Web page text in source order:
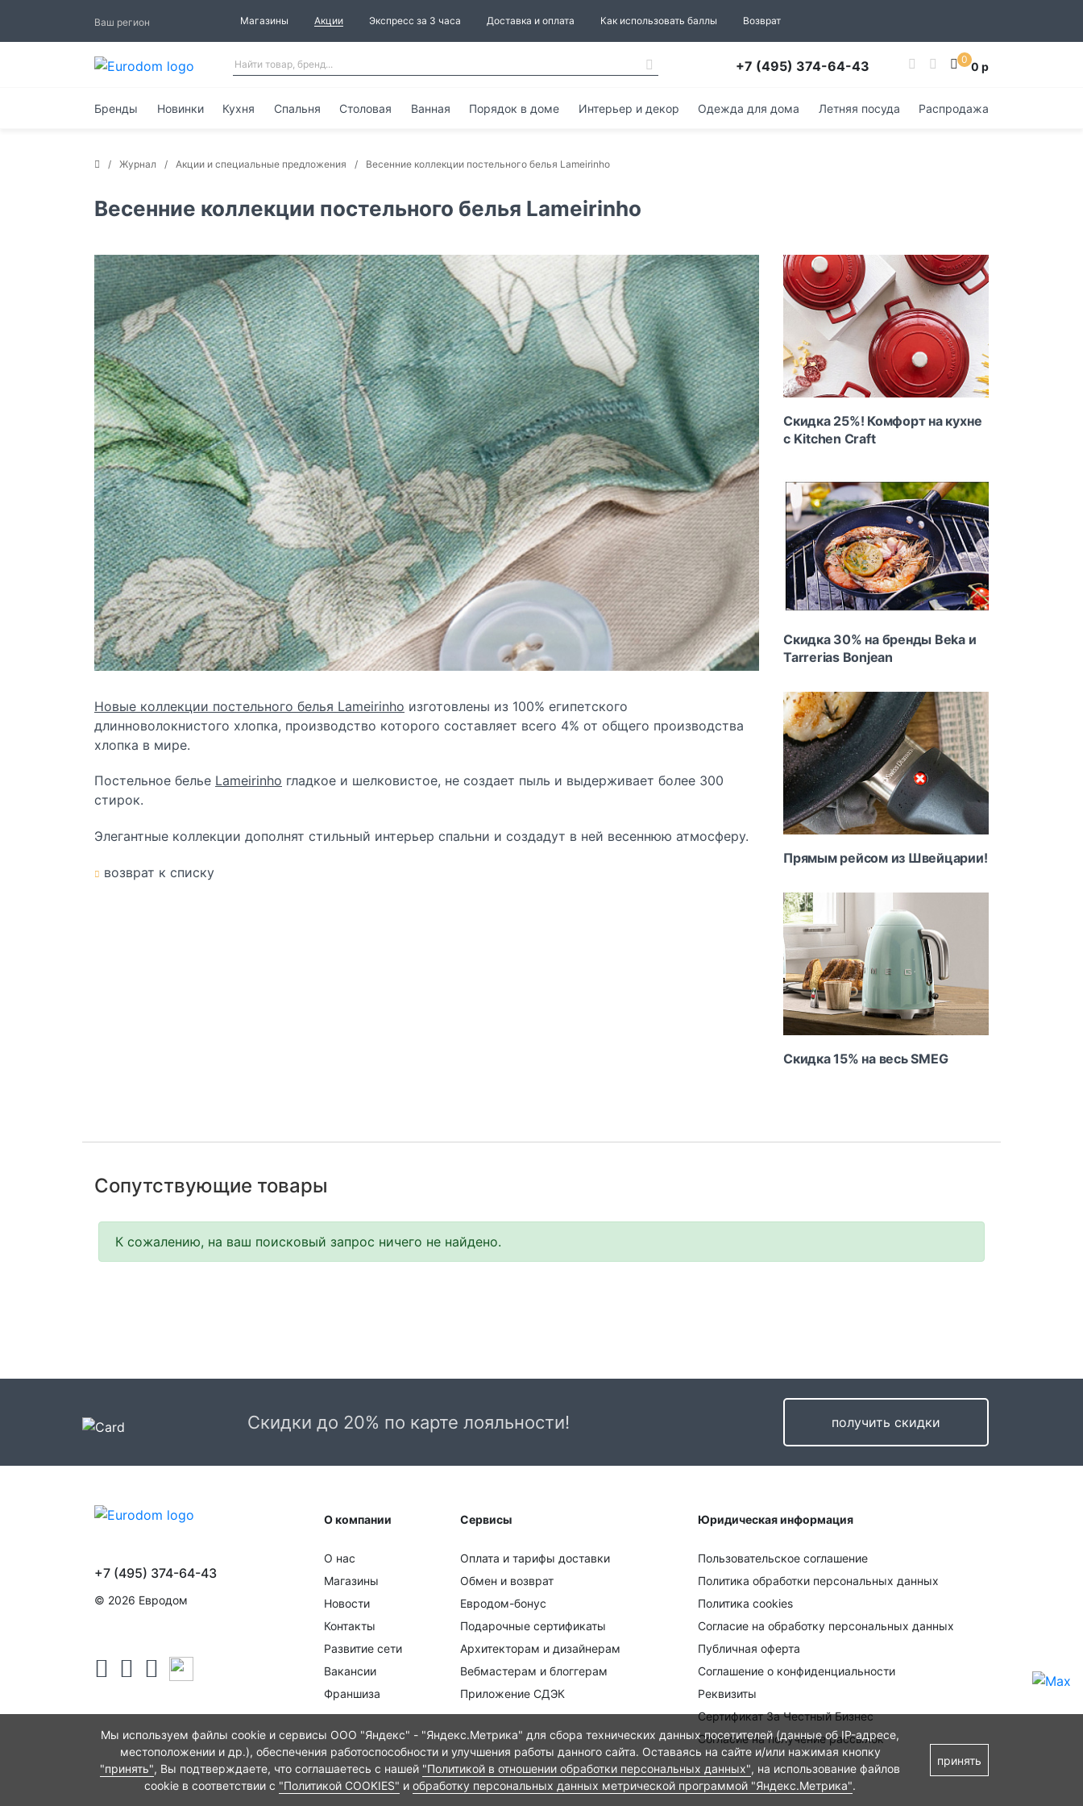
Ваш регион Магазины Акции Экспресс за 3 часа Доставка и оплата Как использовать баллы Возврат
+7 (495) 374-64-43 0 0 р
Бренды Новинки Кухня Спальня Столовая Ванная Порядок в доме Интерьер и декор Одежда для дома Летняя посуда Распродажа
Журнал Акции и специальные предложения Весенние коллекции постельного белья Lameirinho
Весенние коллекции постельного белья Lameirinho
Новые коллекции постельного белья Lameirinho изготовлены из 100% египетского
длинноволокнистого хлопка, производство которого составляет всего 4% от общего производства
хлопка в мире.
Постельное белье Lameirinho гладкое и шелковистое, не создает пыль и выдерживает более 300
стирок.
Элегантные коллекции дополнят стильный интерьер спальни и создадут в ней весеннюю атмосферу.
возврат к списку
Скидка 25%! Комфорт на кухне
с Kitchen Craft
Скидка 30% на бренды Beka и
Tarrerias Bonjean
Прямым рейсом из Швейцарии!
Скидка 15% на весь SMEG
Сопутствующие товары
К сожалению, на ваш поисковый запрос ничего не найдено.
Скидки до 20% по карте лояльности! получить скидки
О компании
О нас
Магазины
Новости
Контакты
Развитие сети
Вакансии
Франшиза
Сервисы
Оплата и тарифы доставки
Обмен и возврат
Евродом-бонус
Подарочные сертификаты
Архитекторам и дизайнерам
Вебмастерам и блоггерам
Приложение СДЭК
Юридическая информация
Пользовательское соглашение
Политика обработки персональных данных
Политика cookies
Согласие на обработку персональных данных
Публичная оферта
Соглашение о конфиденциальности
Реквизиты
Сертификат За Честный Бизнес
Согласие на получение рассылок
+7 (495) 374-64-43
© 2026 Евродом
Мы используем файлы cookie и сервисы ООО "Яндекс" - "Яндекс.Метрика" для сбора технических данных посетителей (данные об IP-адресе,
местоположении и др.), обеспечения работоспособности и улучшения работы данного сайта. Оставаясь на сайте и/или нажимая кнопку
"принять", Вы подтверждаете, что соглашаетесь с нашей "Политикой в отношении обработки персональных данных", на использование файлов
cookie в соответствии с "Политикой COOKIES" и обработку персональных данных метрической программой "Яндекс.Метрика".
принять